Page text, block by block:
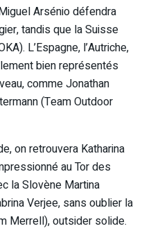
Arsénio défendra
tandis que la Suisse
L’Espagne, l’Autriche,
bien représentés
comme Jonathan
(Team Outdoor
on retrouvera Katharina
au Tor des
la Slovène Martina
Verjee, sans oublier la
Merrell), outsider solide.